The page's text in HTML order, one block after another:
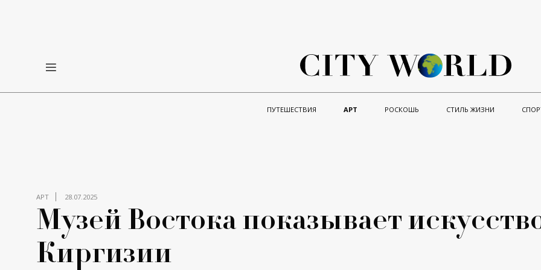
ПУТЕШЕСТВИЯ АРТ РОСКОШЬ СТИЛЬ ЖИЗНИ
АРТ 28.07.2025
Музей Востока показывает
Киргизии